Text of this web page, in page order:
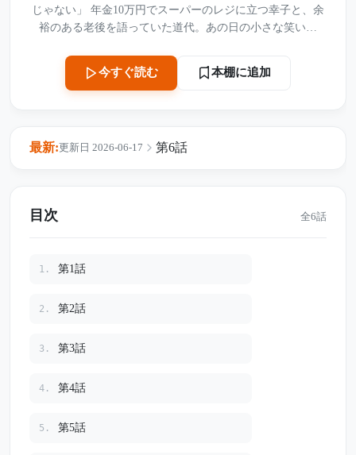
じゃない」 年金10万円でスーパーのレジに立つ幸子と、余
裕のある老後を語っていた道代。あの日の小さな笑い声
68歳になった幸子のレジ前に、道代が突然現れる。手にし
ていたのは、半額の惣菜と安い食パンだけ。かつて自信に
満ちていた彼女の手は、なぜか小さく震えていた。 そして
に笑った人と、笑われた人。 同じ喫茶店で再び向き合った
今すぐ読む 本棚に追加
最新: 第6話
更新日 2026-06-17
目次 全6話
1. 第1話
2. 第2話
3. 第3話
4. 第4話
5. 第5話